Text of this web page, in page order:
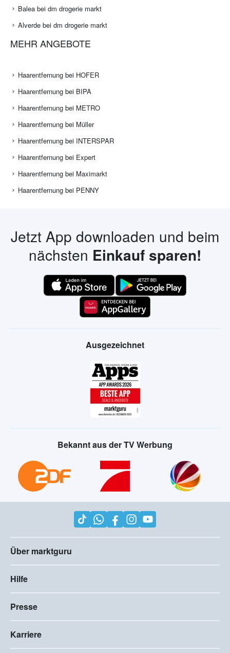
Balea bei dm drogerie markt
Alverde bei dm drogerie markt
MEHR ANGEBOTE
Haarentfernung bei HOFER
Haarentfernung bei BIPA
Haarentfernung bei METRO
Haarentfernung bei Müller
Haarentfernung bei INTERSPAR
Haarentfernung bei Expert
Haarentfernung bei Maximarkt
Haarentfernung bei PENNY
Jetzt App downloaden und beim
nächsten Einkauf sparen!
Ausgezeichnet
Bekannt aus der TV Werbung
Über marktguru
Hilfe
Presse
Karriere